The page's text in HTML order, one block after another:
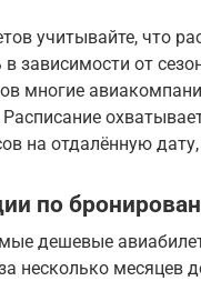
учитывайте, что
зависимости от
многие
на отдалённую
по
дешевые
несколько месяцев